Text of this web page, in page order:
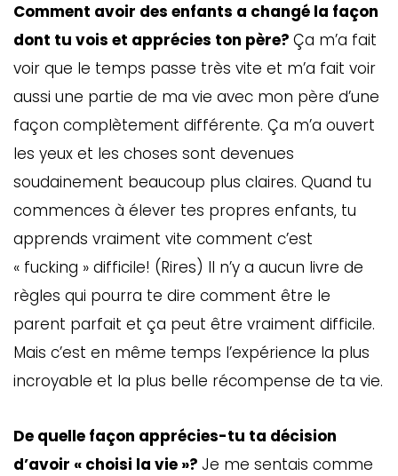
Comment avoir des enfants a changé la façon
dont tu vois et apprécies ton père? Ça m’a fait
voir que le temps passe très vite et m’a fait voir
aussi une partie de ma vie avec mon père d’une
façon complètement différente. Ça m’a ouvert
les yeux et les choses sont devenues
soudainement beaucoup plus claires. Quand tu
commences à élever tes propres enfants, tu
apprends vraiment vite comment c’est
« fucking » difficile! (Rires) Il n’y a aucun livre de
règles qui pourra te dire comment être le
parent parfait et ça peut être vraiment difficile.
Mais c’est en même temps l’expérience la plus
incroyable et la plus belle récompense de ta vie.
De quelle façon apprécies-tu ta décision
d’avoir « choisi la vie »? Je me sentais comme